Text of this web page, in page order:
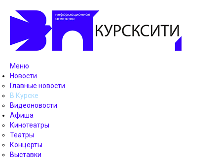
Меню
Новости
Главные новости
В Курске
Видеоновости
Афиша
Кинотеатры
Театры
Концерты
Выставки